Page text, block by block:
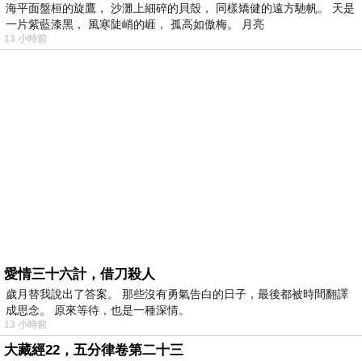
海平面盤桓的旋鷹， 沙灘上細碎的貝殼， 同樣矯健的遠方馳帆。 天是
一片紫藍漆黑， 風寒陡峭的崕， 孤高如傲梅。 月亮
13 小時前
愛情三十六計，借刀殺人
歲月替我說出了答案。 那些沒有勇氣告白的日子，最後都被時間翻譯
成思念。 原來等待，也是一種深情。
13 小時前
大藏經22，五分律卷第二十三